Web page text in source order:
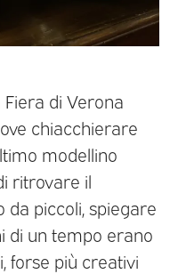
di Verona
chiacchierare
modellino
ritrovare il
da piccoli, spiegare
di un tempo erano
forse più creativi